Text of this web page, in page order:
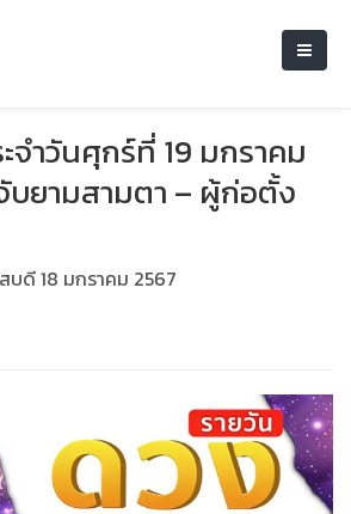
จำวันศุกร์ที่ 19 มกราคม
บยามสามตา – ผู้ก่อตั้ง
ดี 18 มกราคม 2567